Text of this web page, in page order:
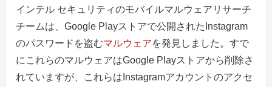
インテル セキュリティのモバイルマルウェアリサーチ
チームは、Google Playストアで公開されたInstagram
のパスワードを盗むマルウェアを発見しました。すで
にこれらのマルウェアはGoogle Playストアから削除さ
れていますが、これらはInstagramアカウントのアクセ